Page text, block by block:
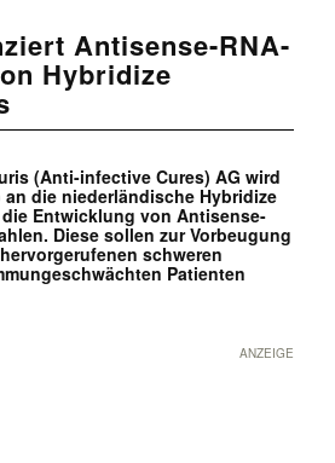
Antisense-RNA-
Hybridize
(Anti-infective Cures) AG wird
an die niederländische Hybridize
Entwicklung von Antisense-
Diese sollen zur Vorbeugung
schweren
Patienten
ANZEIGE